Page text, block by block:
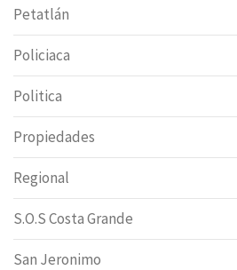
Petatlán
Policiaca
Politica
Propiedades
Regional
S.O.S Costa Grande
San Jeronimo